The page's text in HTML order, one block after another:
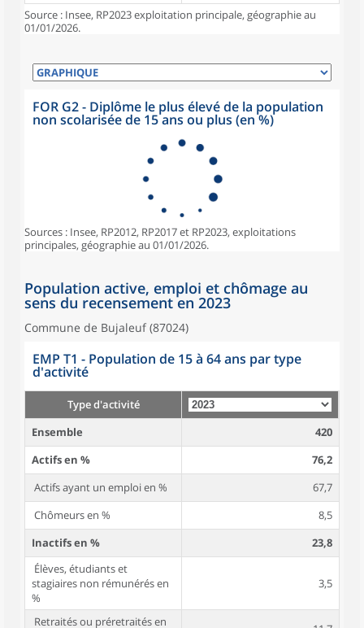
Source : Insee, RP2023 exploitation principale, géographie au
01/01/2026.
FOR G2 - Diplôme le plus élevé de la population
non scolarisée de 15 ans ou plus (en %)
Sources : Insee, RP2012, RP2017 et RP2023, exploitations
principales, géographie au 01/01/2026.
Population active, emploi et chômage au
sens du recensement en 2023
Commune de Bujaleuf (87024)
EMP T1 - Population de 15 à 64 ans par type
d'activité
Type d'activité
Ensemble
420
Actifs en %
76,2
Actifs ayant un emploi en %
67,7
Chômeurs en %
8,5
Inactifs en %
23,8
Élèves, étudiants et
stagiaires non rémunérés en
%
3,5
Retraités ou préretraités en